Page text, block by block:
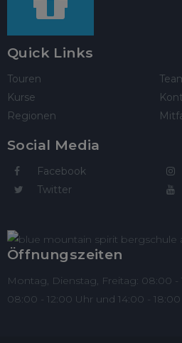
Quick Links
Touren
Kurse
Regionen
Social Media
Facebook
Twitter
Öffnungszeiten
Montag, Dienstag, Freitag: 08:00 -
08:00 - 12:00 Uhr und 14:00 -